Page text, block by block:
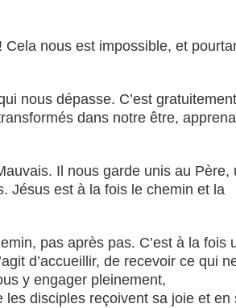
Cela nous est impossible, et
nous dépasse. C’est
dans notre être,
Il nous garde unis au Père,
Jésus est à la fois le chemin et la
pas après pas. C’est à la fois
d’accueillir, de recevoir ce qui
y engager pleinement,
disciples reçoivent sa joie et en